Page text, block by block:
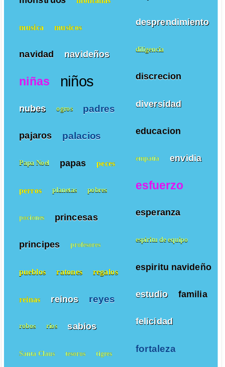
desprendimiento
diligencia
discrecion
diversidad
educacion
empatía envidia
esfuerzo
esperanza
espiritu de equipo
espiritu navideño
estudio familia
felicidad
fortaleza
musica musicos
navidad navideños
niñas niños
nubes ogros padres
pajaros palacios
Papa Noel papas peces
perros planetas pobres
pociones princesas
principes profesores
pueblos ratones regalos
reinas reinos reyes
robos ríos sabios
Santa Claus tesoros tigres